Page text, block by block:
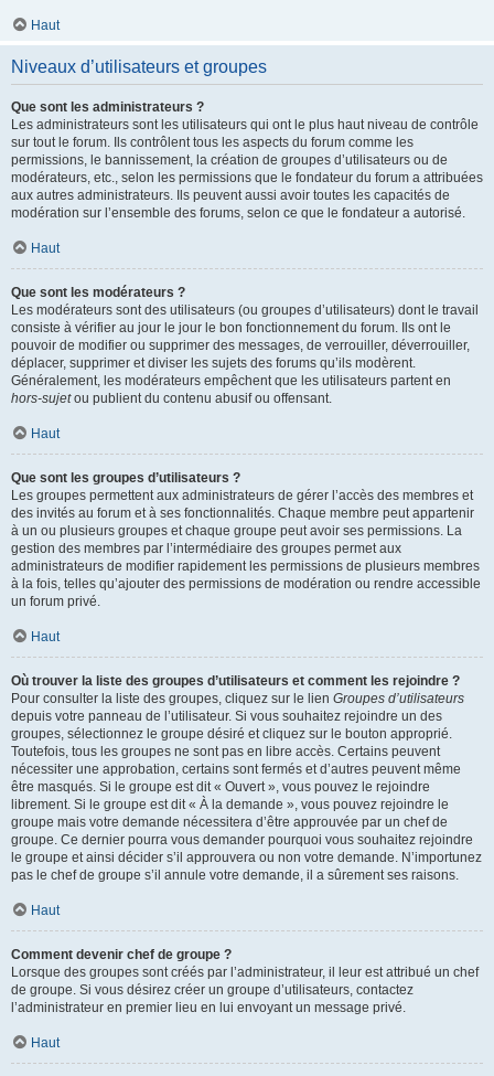
Haut
Niveaux d’utilisateurs et groupes
Que sont les administrateurs ?
Les administrateurs sont les utilisateurs qui ont le plus haut niveau de contrôle
sur tout le forum. Ils contrôlent tous les aspects du forum comme les
permissions, le bannissement, la création de groupes d’utilisateurs ou de
modérateurs, etc., selon les permissions que le fondateur du forum a attribuées
aux autres administrateurs. Ils peuvent aussi avoir toutes les capacités de
modération sur l’ensemble des forums, selon ce que le fondateur a autorisé.
Haut
Que sont les modérateurs ?
Les modérateurs sont des utilisateurs (ou groupes d’utilisateurs) dont le travail
consiste à vérifier au jour le jour le bon fonctionnement du forum. Ils ont le
pouvoir de modifier ou supprimer des messages, de verrouiller, déverrouiller,
déplacer, supprimer et diviser les sujets des forums qu’ils modèrent.
Généralement, les modérateurs empêchent que les utilisateurs partent en
hors-sujetou publient du contenu abusif ou offensant.
Haut
Que sont les groupes d’utilisateurs ?
Les groupes permettent aux administrateurs de gérer l’accès des membres et
des invités au forum et à ses fonctionnalités. Chaque membre peut appartenir
à un ou plusieurs groupes et chaque groupe peut avoir ses permissions. La
gestion des membres par l’intermédiaire des groupes permet aux
administrateurs de modifier rapidement les permissions de plusieurs membres
à la fois, telles qu’ajouter des permissions de modération ou rendre accessible
un forum privé.
Haut
Où trouver la liste des groupes d’utilisateurs et comment les rejoindre ?
Pour consulter la liste des groupes, cliquez sur le lien Groupes d’utilisateurs
depuis votre panneau de l’utilisateur. Si vous souhaitez rejoindre un des
groupes, sélectionnez le groupe désiré et cliquez sur le bouton approprié.
Toutefois, tous les groupes ne sont pas en libre accès. Certains peuvent
nécessiter une approbation, certains sont fermés et d’autres peuvent même
être masqués. Si le groupe est dit « Ouvert », vous pouvez le rejoindre
librement. Si le groupe est dit « À la demande », vous pouvez rejoindre le
groupe mais votre demande nécessitera d’être approuvée par un chef de
groupe. Ce dernier pourra vous demander pourquoi vous souhaitez rejoindre
le groupe et ainsi décider s’il approuvera ou non votre demande. N’importunez
pas le chef de groupe s’il annule votre demande, il a sûrement ses raisons.
Haut
Comment devenir chef de groupe ?
Lorsque des groupes sont créés par l’administrateur, il leur est attribué un chef
de groupe. Si vous désirez créer un groupe d’utilisateurs, contactez
l’administrateur en premier lieu en lui envoyant un message privé.
Haut